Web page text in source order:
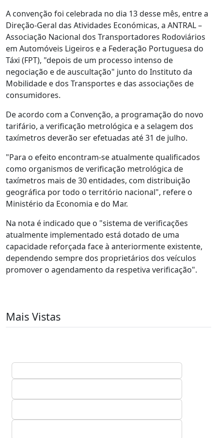
A convenção foi celebrada no dia 13 desse mês, entre a
Direção-Geral das Atividades Económicas, a ANTRAL –
Associação Nacional dos Transportadores Rodoviários
em Automóveis Ligeiros e a Federação Portuguesa do
Táxi (FPT), "depois de um processo intenso de
negociação e de auscultação" junto do Instituto da
Mobilidade e dos Transportes e das associações de
consumidores.
De acordo com a Convenção, a programação do novo
tarifário, a verificação metrológica e a selagem dos
taxímetros deverão ser efetuadas até 31 de julho.
"Para o efeito encontram-se atualmente qualificados
como organismos de verificação metrológica de
taxímetros mais de 30 entidades, com distribuição
geográfica por todo o território nacional", refere o
Ministério da Economia e do Mar.
Na nota é indicado que o "sistema de verificações
atualmente implementado está dotado de uma
capacidade reforçada face à anteriormente existente,
dependendo sempre dos proprietários dos veículos
promover o agendamento da respetiva verificação".
Mais Vistas